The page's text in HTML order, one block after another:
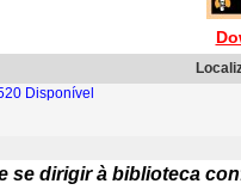
Disponível
se dirigir à biblioteca